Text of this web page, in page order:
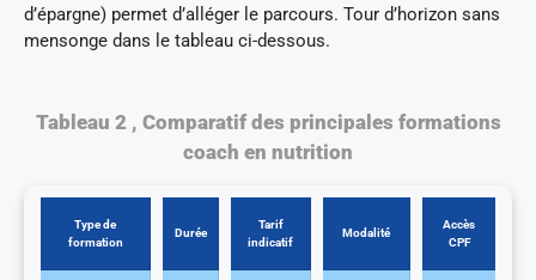
d’épargne) permet d’alléger le parcours. Tour d’horizon sans
mensonge dans le tableau ci-dessous.
Tableau 2 , Comparatif des principales formations
coach en nutrition
Type de
formation
Durée
Tarif
indicatif
Modalité
Accès
CPF